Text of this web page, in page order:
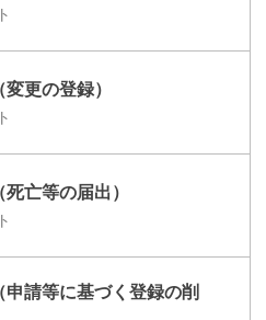
更の登録）
亡等の届出）
申請等に基づく登録の削